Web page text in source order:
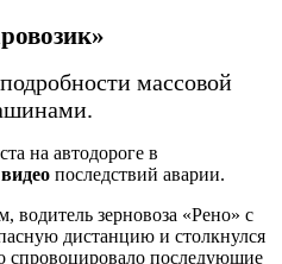
массовой
на автодороге в
видео последствий аварии.
зерновоза «Рено» с
дистанцию и столкнулся
спровоцировало последующие